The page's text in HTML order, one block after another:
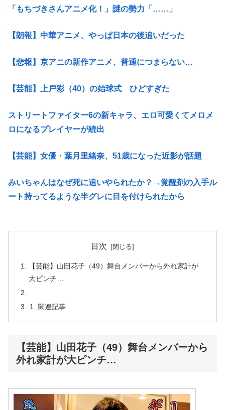
「もちづきさんアニメ化！」謎の勢力「……」
【朗報】中華アニメ、やっぱ日本の後追いだった
【悲報】京アニの新作アニメ、普通につまらない…
【芸能】上戸彩（40）の始球式 ひどすぎた
ストリートファイター6の新キャラ、エロ可愛くてメロメ
ロになるプレイヤーが続出
【芸能】女優・葉月里緒奈、51歳になった近影が話題
みいちゃんはなぜ死に追いやられたか？→覚醒剤の入手ル
ート持ってるような半グレに目を付けられたから
目次
【芸能】山田花子（49）舞台メンバーから外れ家計が
大ピンチ…
関連記事
【芸能】山田花子（49）舞台メンバーから
外れ家計が大ピンチ…